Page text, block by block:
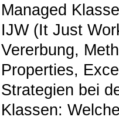
Managed
IJW (It Just
Vererbung,
Properties,
Strategien bei
Klassen: